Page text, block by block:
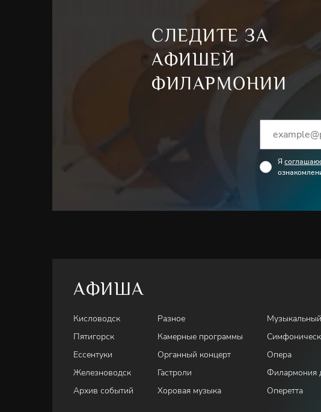
СЛЕДИТЕ ЗА
АФИШЕЙ
ФИЛАРМОНИИ
Я
АФИША
Кисловодск
Пятигорск
Ессентуки
Железноводск
Архив событий
Разное
Камерные программы
Органный концерт
Гастроли
Хоровая музыка
Опера
Филармония
Оперетта